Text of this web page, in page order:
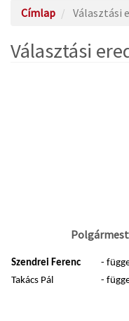
Címlap Választási
Választási
Szendrei Ferenc -
Takács Pál
-